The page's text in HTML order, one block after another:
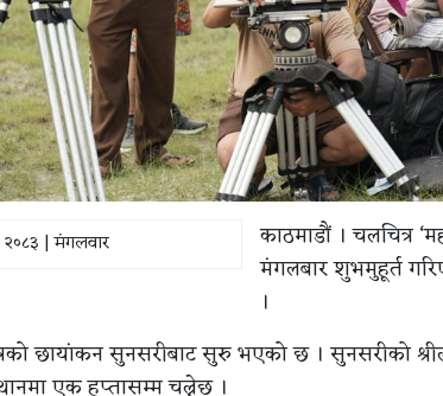
२०८३ | मंगलवार
काठमाडौं । चलचित्र
मंगलबार शुभमुहूर्त
।
छायांकन सुनसरीबाट सुरु भएको छ । सुनसरीको
एक हप्तासम्म चल्नेछ ।